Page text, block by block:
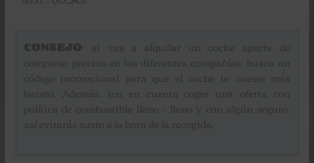
CONSEJO : si vas a alquilar un coche aparte de
comparar precios en las diferentes compañías, busca un
código promocional para que el coche te cueste más
barato. Además, ten en cuenta coger una oferta con
política de combustible lleno – lleno y con algún seguro,
así evitarás susto a la hora de la recogida.